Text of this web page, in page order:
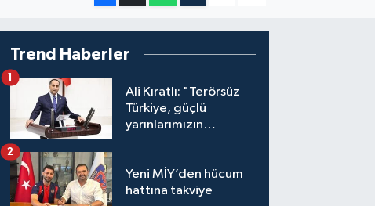
Trend Haberler
Ali Kıratlı: "Terörsüz
Türkiye, güçlü
yarınlarımızın
1
Yeni MİY’den hücum
hattına takviye
2